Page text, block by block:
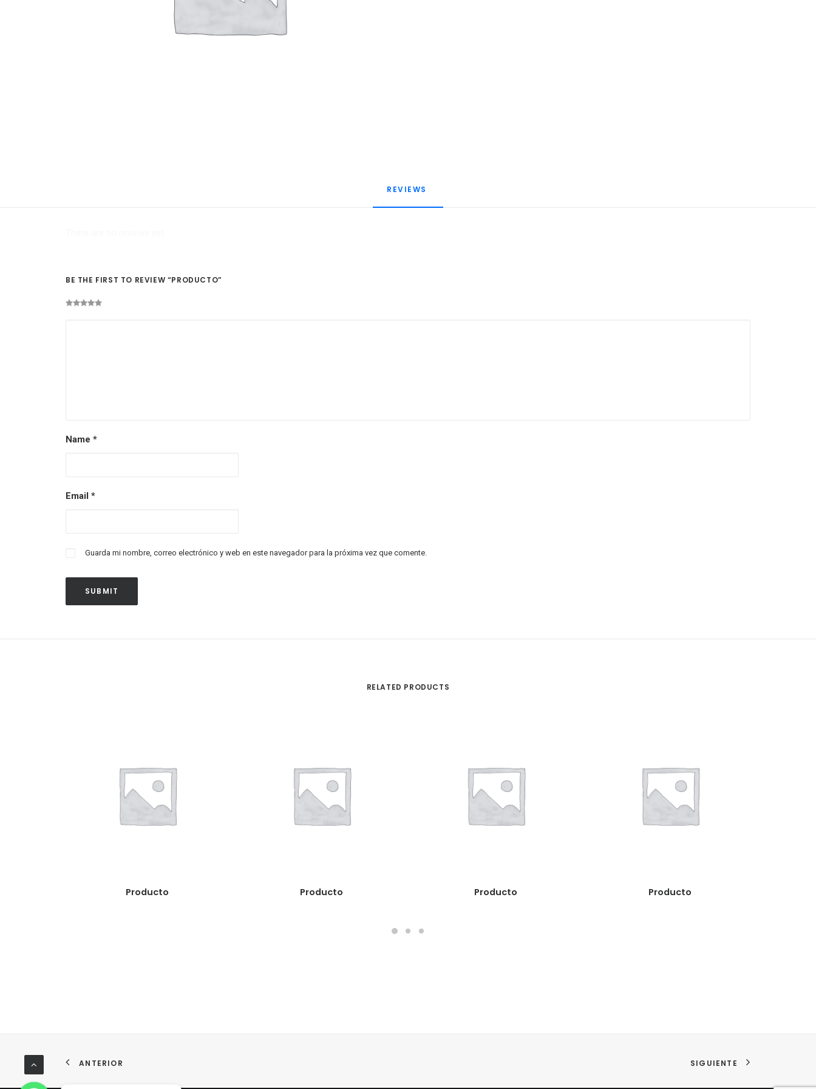
REVIEWS
BE THE FIRST TO REVIEW “PRODUCTO”
Name *
Email *
Guarda mi nombre, correo electrónico y web en este navegador para la próxima vez que comente.
RELATED PRODUCTS
READ MORE
Producto READ MORE
Producto READ MORE
Producto READ MORE
Producto
ANTERIOR SIGUIENTE
WhatsApp
WhatsApp